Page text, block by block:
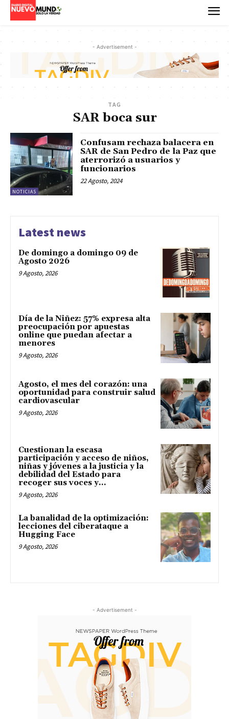
- Advertisement -
TAG
SAR boca sur
NOTICIAS
Confusam rechaza balacera en
SAR de San Pedro de la Paz que
aterrorizó a usuarios y
funcionarios
22 Agosto, 2024
Latest news
De domingo a domingo 09 de
Agosto 2026
9 Agosto, 2026
Día de la Niñez: 57% expresa alta
preocupación por apuestas
online que puedan afectar a
menores
9 Agosto, 2026
Agosto, el mes del corazón: una
oportunidad para construir salud
cardiovascular
9 Agosto, 2026
Cuestionan la escasa
participación y acceso de niños,
niñas y jóvenes a la justicia y la
debilidad del Estado para
recoger sus voces y...
9 Agosto, 2026
La banalidad de la optimización:
lecciones del ciberataque a
Hugging Face
9 Agosto, 2026
- Advertisement -